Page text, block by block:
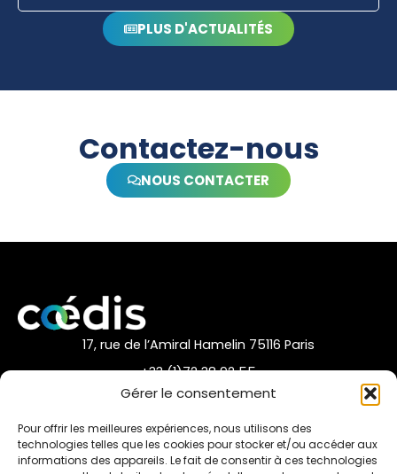
Gérer le consentement
Pour offrir les meilleures expériences, nous utilisons des
technologies telles que les cookies pour stocker et/ou accéder aux
informations des appareils. Le fait de consentir à ces technologies
PLUS D'ACTUALITÉS
Contactez-nous
NOUS CONTACTER
17, rue de l’Amiral Hamelin 75116 Paris
+33 (1)72 38 92 55
nous contacter par mail